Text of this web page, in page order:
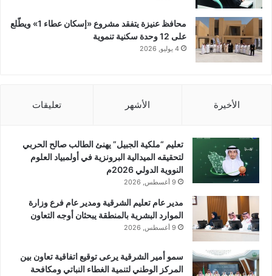
محافظ عنيزة يتفقد مشروع «إسكان عطاء 1» ويطّلع
على 12 وحدة سكنية تنموية
4 يوليو, 2026
الأخيرة الأشهر تعليقات
تعليم “ملكية الجبيل” يهنئ الطالب صالح الحربي
لتحقيقه الميدالية البرونزية في أولمبياد العلوم
النووية الدولي 2026م
9 أغسطس, 2026
مدير عام تعليم الشرقية ومدير عام فرع وزارة
الموارد البشرية بالمنطقة يبحثان أوجه التعاون
9 أغسطس, 2026
سمو أمير الشرقية يرعى توقيع اتفاقية تعاون بين
المركز الوطني لتنمية الغطاء النباتي ومكافحة